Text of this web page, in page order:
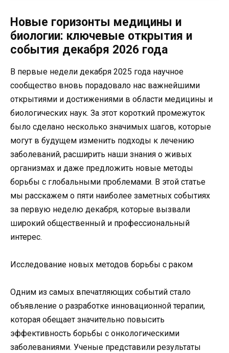
Новые горизонты медицины и
биологии: ключевые открытия и
события декабря 2026 года
В первые недели декабря 2025 года научное
сообщество вновь порадовало нас важнейшими
открытиями и достижениями в области медицины и
биологических наук. За этот короткий промежуток
было сделано несколько значимых шагов, которые
могут в будущем изменить подходы к лечению
заболеваний, расширить наши знания о живых
организмах и даже предложить новые методы
борьбы с глобальными проблемами. В этой статье
мы расскажем о пяти наиболее заметных событиях
за первую неделю декабря, которые вызвали
широкий общественный и профессиональный
интерес.
Исследование новых методов борьбы с раком
Одним из самых впечатляющих событий стало
объявление о разработке инновационной терапии,
которая обещает значительно повысить
эффективность борьбы с онкологическими
заболеваниями. Ученые представили результаты